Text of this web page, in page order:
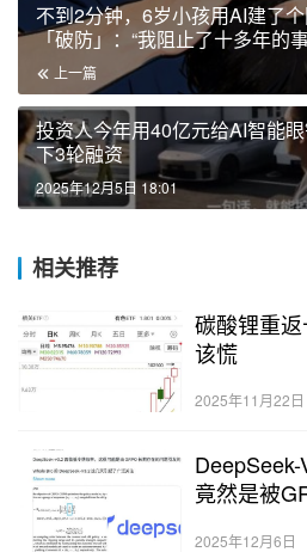
不到2分钟，6岁小孩用AI建了
「破防」：“我阻止了十多年的
上一篇
投资人今年用40亿元给AI智能
下3轮融资
2025年12月5日 18:01
相关推荐
碳酸锂重
该慌
2025年11月22日
DeepSeek-
竟然是被
2025年12月6日